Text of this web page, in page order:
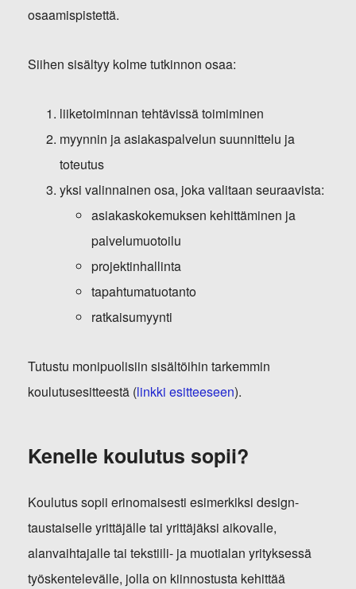
osaamispistettä.
Siihen sisältyy kolme tutkinnon osaa:
liiketoiminnan tehtävissä toimiminen
myynnin ja asiakaspalvelun suunnittelu ja
toteutus
yksi valinnainen osa, joka valitaan seuraavista:
asiakaskokemuksen kehittäminen ja
palvelumuotoilu
projektinhallinta
tapahtumatuotanto
ratkaisumyynti
Tutustu monipuolisiin sisältöihin tarkemmin
koulutusesitteestä (linkki esitteeseen).
Kenelle koulutus sopii?
Koulutus sopii erinomaisesti esimerkiksi design-
taustaiselle yrittäjälle tai yrittäjäksi aikovalle,
alanvaihtajalle tai tekstiili- ja muotialan yrityksessä
työskentelevälle, jolla on kiinnostusta kehittää